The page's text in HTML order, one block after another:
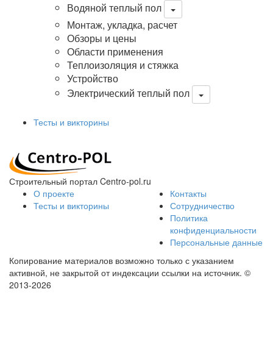
Водяной теплый пол
Монтаж, укладка, расчет
Обзоры и цены
Области применения
Теплоизоляция и стяжка
Устройство
Электрический теплый пол
Тесты и викторины
Строительный портал Centro-pol.ru
О проекте
Тесты и викторины
Контакты
Сотрудничество
Политика
конфиденциальности
Персональные данные
Копирование материалов возможно только с указанием
активной, не закрытой от индексации ссылки на источник. ©
2013-2026